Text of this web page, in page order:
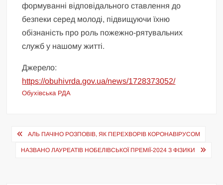
формуванні відповідального ставлення до
безпеки серед молоді, підвищуючи їхню
обізнаність про роль пожежно-рятувальних
служб у нашому житті.
Джерело:
https://obuhivrda.gov.ua/news/1728373052/
Обухівська РДА
Навігація
записів
АЛЬ ПАЧІНО РОЗПОВІВ, ЯК ПЕРЕХВОРІВ КОРОНАВІРУСОМ
НАЗВАНО ЛАУРЕАТІВ НОБЕЛІВСЬКОЇ ПРЕМІЇ-2024 З ФІЗИКИ